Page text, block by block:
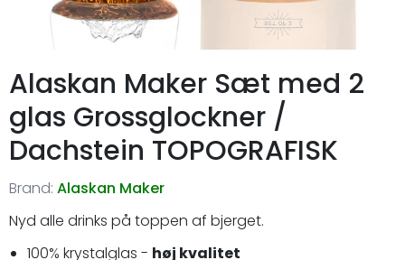
Alaskan Maker Sæt med 2
glas Grossglockner /
Dachstein TOPOGRAFISK
Brand: Alaskan Maker
Nyd alle drinks på toppen af bjerget.
100% krystalglas - høj kvalitet